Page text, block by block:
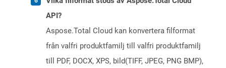
API?
Aspose.Total Cloud kan konvertera filformat
från valfri produktfamilj till valfri produktfamilj
till PDF, DOCX, XPS, bild(TIFF, JPEG, PNG BMP),